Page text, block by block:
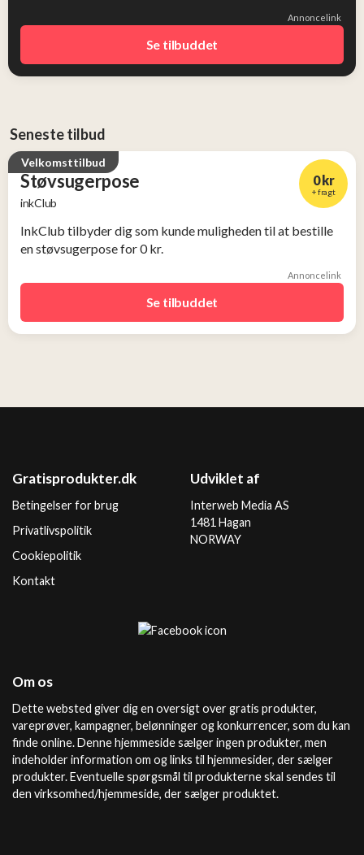
Annoncelink
Se tilbuddet
Seneste tilbud
Velkomsttilbud
Støvsugerpose
inkClub
0 kr
+ fragt
InkClub tilbyder dig som kunde muligheden til at bestille
en støvsugerpose for 0 kr.
Annoncelink
Se tilbuddet
Gratisprodukter.dk
Betingelser for brug
Privatlivspolitik
Cookiepolitik
Kontakt
Udviklet af
Interweb Media AS
1481 Hagan
NORWAY
Om os
Dette websted giver dig en oversigt over gratis produkter,
vareprøver, kampagner, belønninger og konkurrencer, som du kan
finde online. Denne hjemmeside sælger ingen produkter, men
indeholder information om og links til hjemmesider, der sælger
produkter. Eventuelle spørgsmål til produkterne skal sendes til
den virksomhed/hjemmeside, der sælger produktet.